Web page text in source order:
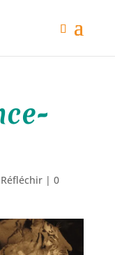
Réfléchir| 0